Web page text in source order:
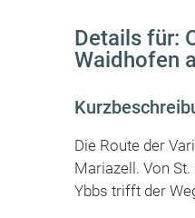
Details für:
Waidhofen
Die Route der
Mariazell. Von
Ybbs trifft der